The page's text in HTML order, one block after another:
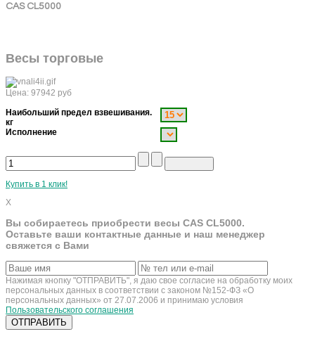
CAS CL5000
Весы торговые
Цена: 97942 руб
Наибольший предел взвешивания.
кг
Исполнение
Купить в 1 клик!
X
Вы собираетесь приобрести весы CAS CL5000.
Оставьте ваши контактные данные и наш менеджер
свяжется с Вами
Нажимая кнопку "ОТПРАВИТЬ", я даю свое согласие на обработку моих
персональных данных в соответствии с законом №152-ФЗ «О
персональных данных» от 27.07.2006 и принимаю условия
Пользовательского соглашения